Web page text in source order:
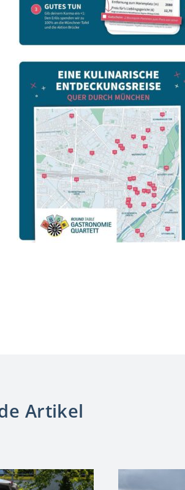
Artikel